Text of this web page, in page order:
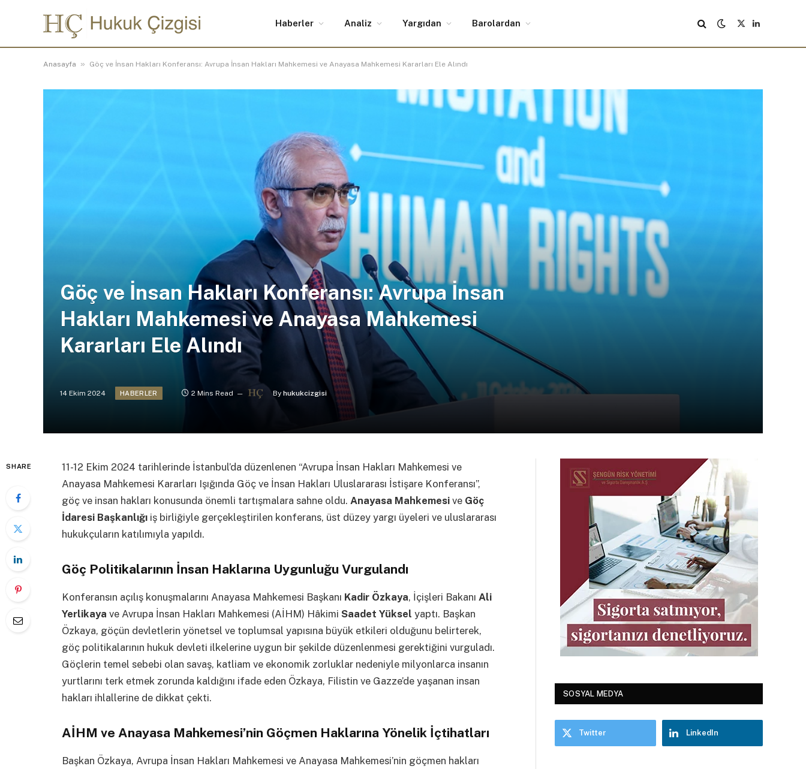
Haberler Analiz Yargıdan Barolardan
X
LinkedIn
Anasayfa » Göç ve İnsan Hakları Konferansı: Avrupa İnsan Hakları Mahkemesi ve Anayasa Mahkemesi Kararları Ele Alındı
Göç ve İnsan Hakları Konferansı: Avrupa İnsan
Hakları Mahkemesi ve Anayasa Mahkemesi
Kararları Ele Alındı
14 Ekim 2024 HABERLER 2 Mins Read By hukukcizgisi
SHARE
11-12 Ekim 2024 tarihlerinde İstanbul’da düzenlenen “Avrupa İnsan Hakları Mahkemesi ve
Anayasa Mahkemesi Kararları Işığında Göç ve İnsan Hakları Uluslararası İstişare Konferansı”,
göç ve insan hakları konusunda önemli tartışmalara sahne oldu. Anayasa Mahkemesi ve Göç
İdaresi Başkanlığı iş birliğiyle gerçekleştirilen konferans, üst düzey yargı üyeleri ve uluslararası
hukukçuların katılımıyla yapıldı.
Göç Politikalarının İnsan Haklarına Uygunluğu Vurgulandı
Konferansın açılış konuşmalarını Anayasa Mahkemesi Başkanı Kadir Özkaya, İçişleri Bakanı Ali
Yerlikaya ve Avrupa İnsan Hakları Mahkemesi (AİHM) Hâkimi Saadet Yüksel yaptı. Başkan
Özkaya, göçün devletlerin yönetsel ve toplumsal yapısına büyük etkileri olduğunu belirterek,
göç politikalarının hukuk devleti ilkelerine uygun bir şekilde düzenlenmesi gerektiğini vurguladı.
Göçlerin temel sebebi olan savaş, katliam ve ekonomik zorluklar nedeniyle milyonlarca insanın
yurtlarını terk etmek zorunda kaldığını ifade eden Özkaya, Filistin ve Gazze’de yaşanan insan
hakları ihlallerine de dikkat çekti.
AİHM ve Anayasa Mahkemesi’nin Göçmen Haklarına Yönelik İçtihatları
Başkan Özkaya, Avrupa İnsan Hakları Mahkemesi ve Anayasa Mahkemesi’nin göçmen hakları
SOSYAL MEDYA
Twitter LinkedIn